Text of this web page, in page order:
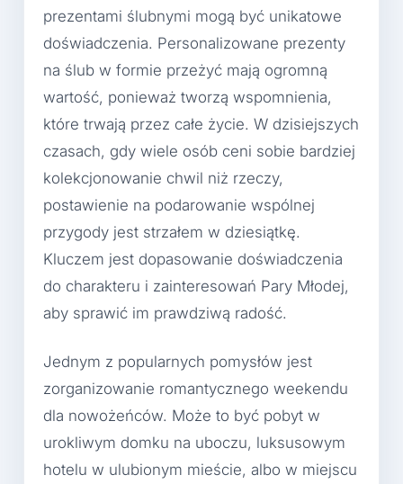
prezentami ślubnymi mogą być unikatowe
doświadczenia. Personalizowane prezenty
na ślub w formie przeżyć mają ogromną
wartość, ponieważ tworzą wspomnienia,
które trwają przez całe życie. W dzisiejszych
czasach, gdy wiele osób ceni sobie bardziej
kolekcjonowanie chwil niż rzeczy,
postawienie na podarowanie wspólnej
przygody jest strzałem w dziesiątkę.
Kluczem jest dopasowanie doświadczenia
do charakteru i zainteresowań Pary Młodej,
aby sprawić im prawdziwą radość.
Jednym z popularnych pomysłów jest
zorganizowanie romantycznego weekendu
dla nowożeńców. Może to być pobyt w
urokliwym domku na uboczu, luksusowym
hotelu w ulubionym mieście, albo w miejscu